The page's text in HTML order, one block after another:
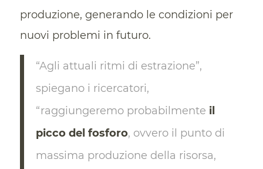
produzione, generando le condizioni per
nuovi problemi in futuro.
“Agli attuali ritmi di estrazione”,
spiegano i ricercatori,
“raggiungeremo probabilmente il
picco del fosforo, ovvero il punto di
massima produzione della risorsa,